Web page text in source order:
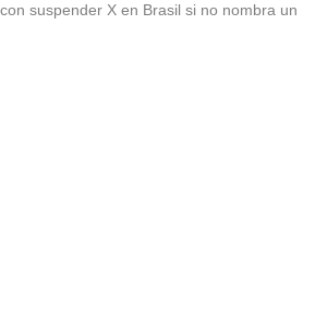
suspender X en Brasil si no nombra un